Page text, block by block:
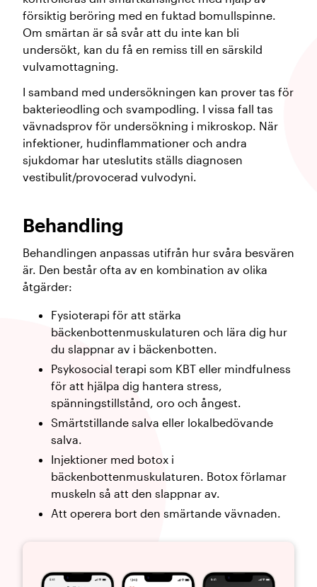
försiktig beröring med en fuktad bomullspinne.
Om smärtan är så svår att du inte kan bli
undersökt, kan du få en remiss till en särskild
vulvamottagning.
I samband med undersökningen kan prover tas för
bakterieodling och svampodling. I vissa fall tas
vävnadsprov för undersökning i mikroskop. När
infektioner, hudinflammationer och andra
sjukdomar har uteslutits ställs diagnosen
vestibulit/provocerad vulvodyni.
Behandling
Behandlingen anpassas utifrån hur svåra besvären
är. Den består ofta av en kombination av olika
åtgärder:
Fysioterapi för att stärka
bäckenbottenmuskulaturen och lära dig hur
du slappnar av i bäckenbotten.
Psykosocial terapi som KBT eller mindfulness
för att hjälpa dig hantera stress,
spänningstillstånd, oro och ångest.
Smärtstillande salva eller lokalbedövande
salva.
Injektioner med botox i
bäckenbottenmuskulaturen. Botox förlamar
muskeln så att den slappnar av.
Att operera bort den smärtande vävnaden.